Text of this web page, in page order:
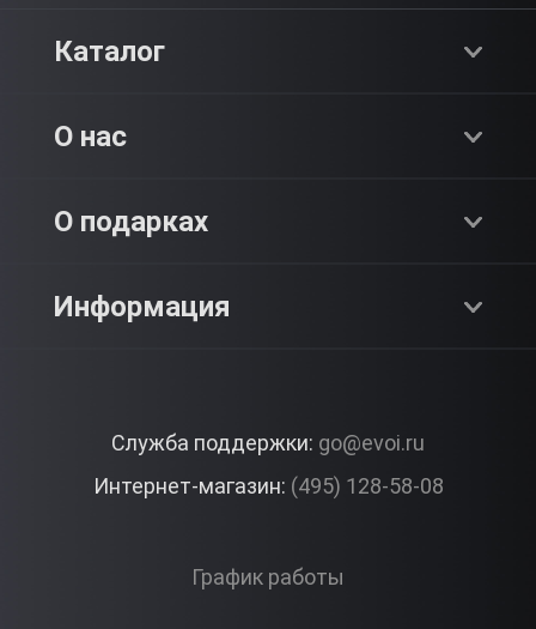
Каталог
Premium
О нас
О компании
Контакты
О подарках
Как это работает?
Вопросы и ответы
Информация
Корпоративные подарки
Служба поддержки: go@evoi.ru
Интернет-магазин: (495) 128-58-08
График работы